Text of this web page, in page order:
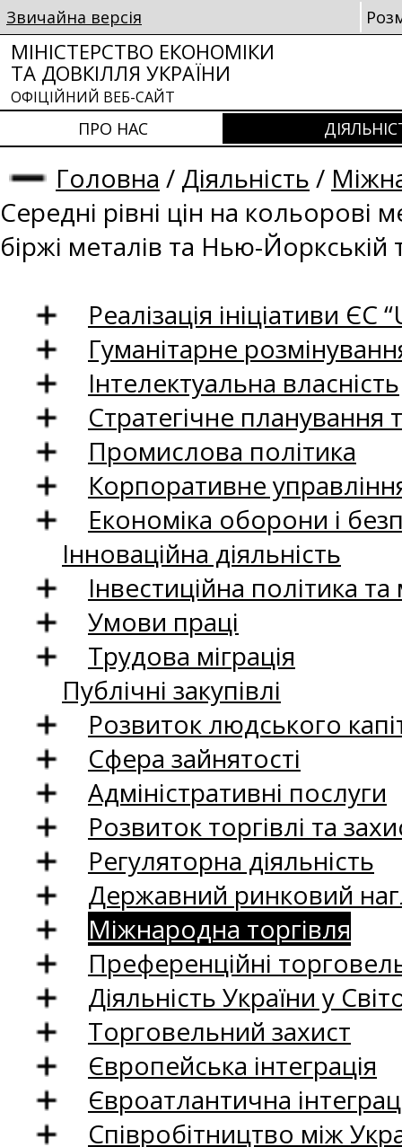
Звичайна версія
МІНІСТЕРСТВО ЕКОНОМІКИ
ТА ДОВКІЛЛЯ УКРАЇНИ
ОФІЦІЙНИЙ ВЕБ-САЙТ
ПРО НАС
Головна / Діяльність /
Середні рівні цін на кольорові
біржі металів та Нью-Йоркській
Реалізація ініціативи ЄС
Гуманітарне
Інтелектуальна власність
Стратегічне
Промислова політика
Корпоративне
Економіка оборони і
Інноваційна діяльність
Інвестиційна політика
Умови праці
Трудова міграція
Публічні закупівлі
Розвиток людського
Сфера зайнятості
Адміністративні послуги
Розвиток торгівлі та
Регуляторна діяльність
Державний ринковий
Міжнародна торгівля
Преференційні
Діяльність України у
Торговельний захист
Європейська інтеграція
Євроатлантична
Співробітництво між